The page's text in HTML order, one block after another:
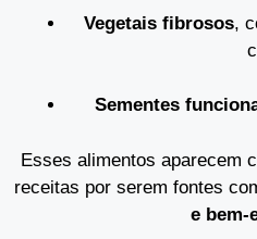
Vegetais fibrosos,
Sementes
Esses alimentos aparecem
receitas por serem fontes
e bem-